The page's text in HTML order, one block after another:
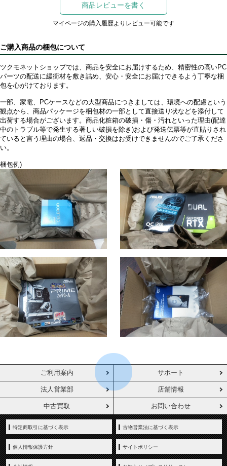
商品レビューを書く
マイページの購入履歴よりレビュー可能です
ご購入商品の梱包について
ツクモネットショップでは、商品を安全にお届けするため、精密性の高いPC
パーツの配送に緩衝材を敷き詰め、安心・安全にお届けできるよう丁寧な梱
包を心がけております。
一部、家電、PCケースなどの大型商品につきましては、環境への配慮という
観点から、商品パッケージを梱包材の一部として直接送り状などを添付して
出荷する場合がございます。商品化粧箱の破損・傷・汚れといった理由(配達
中のトラブル等で発生する著しい破損を除き)および発送伝票等が直貼りされ
ていると言う理由の場合、返品・交換はお受けできませんのでご了承くださ
い。
梱包例)
ご利用案内 サポート
法人営業部 店舗情報
中古買取 お問い合わせ
特定商取引に基づく表示 古物営業法に基づく表示
個人情報保護方針 サイトポリシー